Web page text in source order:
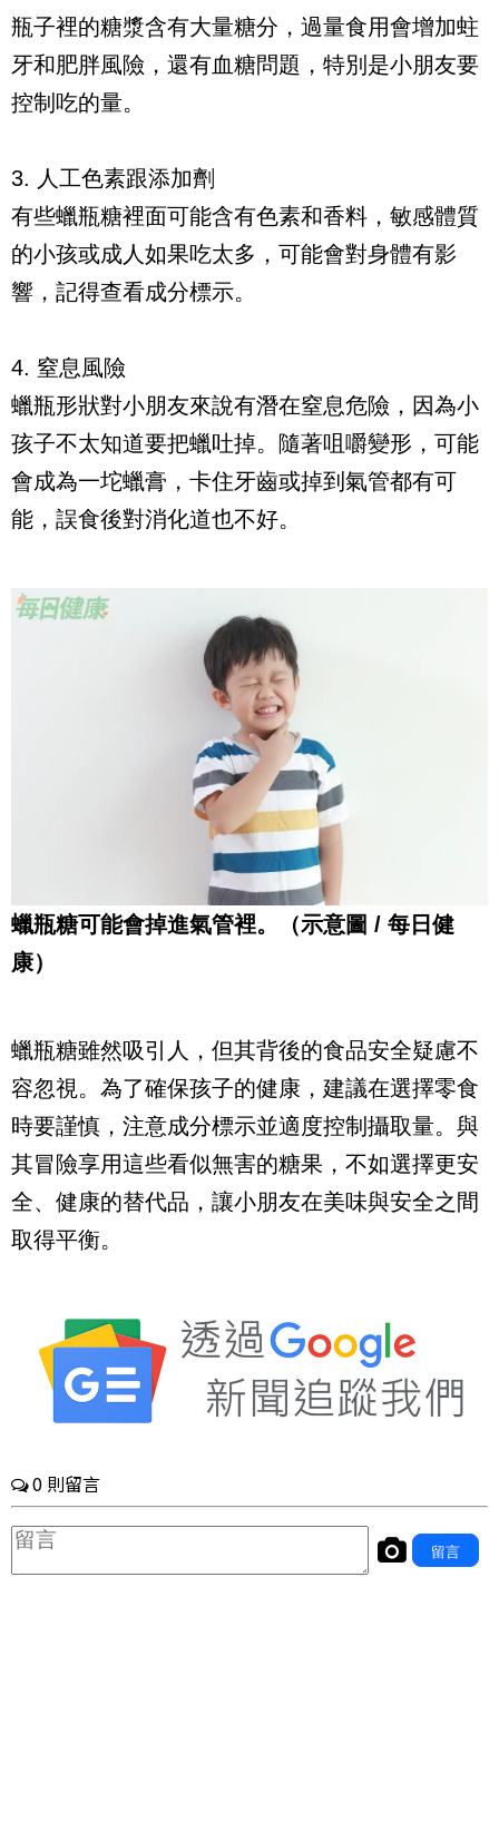
瓶子裡的糖漿含有大量糖分，過量食用會增加蛀
牙和肥胖風險，還有血糖問題，特別是小朋友要
控制吃的量。
3. 人工色素跟添加劑
有些蠟瓶糖裡面可能含有色素和香料，敏感體質
的小孩或成人如果吃太多，可能會對身體有影
響，記得查看成分標示。
4. 窒息風險
蠟瓶形狀對小朋友來說有潛在窒息危險，因為小
孩子不太知道要把蠟吐掉。隨著咀嚼變形，可能
會成為一坨蠟膏，卡住牙齒或掉到氣管都有可
能，誤食後對消化道也不好。
蠟瓶糖可能會掉進氣管裡。（示意圖 / 每日健
康）
蠟瓶糖雖然吸引人，但其背後的食品安全疑慮不
容忽視。為了確保孩子的健康，建議在選擇零食
時要謹慎，注意成分標示並適度控制攝取量。與
其冒險享用這些看似無害的糖果，不如選擇更安
全、健康的替代品，讓小朋友在美味與安全之間
取得平衡。